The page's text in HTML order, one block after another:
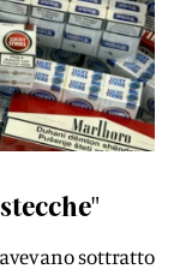
sottratto